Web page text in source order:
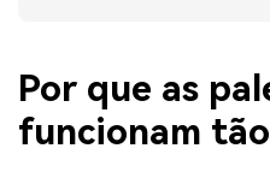
Por que as
funcionam